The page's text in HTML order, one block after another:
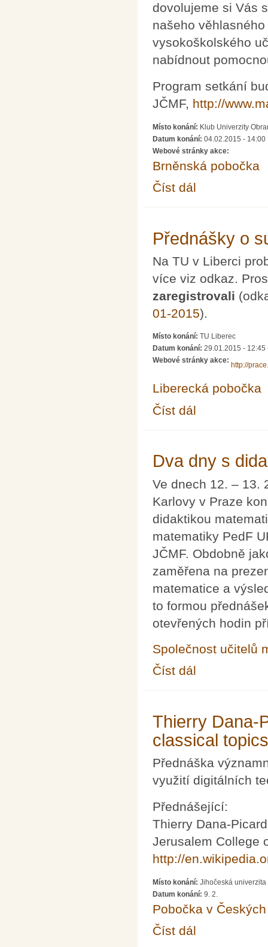
dovolujeme si Vás
našeho
vysokoškolského
nabídnout
Program setkání
JČMF, http://
Místo konání: Klub Univerzity
Datum konání: 04.02.2015 - 14:00
Webové stránky akce:
Brněnská pobočka
Číst dál
Přednášky o
Na TU v Liberci
více viz odkaz.
zaregistrovali
01-2015).
Místo konání: TU Liberec
Datum konání: 29.01.2015 - 12:45
Webové stránky akce:
http://
Liberecká pobočka
Číst dál
Dva dny s
Ve dnech 12. – 13.
Karlovy v Praze
didaktikou
matematiky PedF
JČMF. Obdobně
zaměřena na
matematice a
to formou
otevřených hodin
Společnost učitelů
Číst dál
Thierry Dana-
classical
Přednáška
využití digitálních
Přednášející:
Thierry Dana-Picard
Jerusalem College
http://
Místo konání: Jihočeská
Datum konání: 9. 2.
Pobočka v
Číst dál